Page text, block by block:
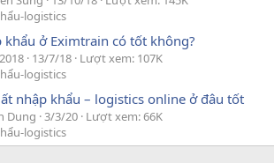
logistics
khẩu ở Eximtrain có tốt không?
13/7/18 Lượt xem: 107K
logistics
nhập khẩu – logistics online ở đâu tốt
Dung 3/3/20 Lượt xem: 66K
logistics